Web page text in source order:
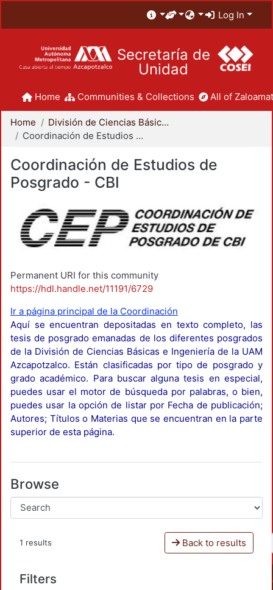
Log In
Secretaría de
Unidad
Home Communities & Collections All of
Home
División de Ciencias Básicas e Ingeniería
Coordinación de Estudios de Posgrado - CBI
Coordinación de Estudios de
Posgrado - CBI
Permanent URI for this community
https://hdl.handle.net/11191/6729
Ir a página principal de la Coordinación
Aquí se encuentran depositadas en texto completo, las
tesis de posgrado emanadas de los diferentes posgrados
de la División de Ciencias Básicas e Ingeniería de la UAM
Azcapotzalco. Están clasificadas por tipo de posgrado y
grado académico. Para buscar alguna tesis en especial,
puedes usar el motor de búsqueda por palabras, o bien,
puedes usar la opción de listar por Fecha de publicación;
Autores; Títulos o Materias que se encuentran en la parte
superior de esta página.
Browse
1 results Back to results
Filters